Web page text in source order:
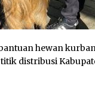
hewan
distribusi